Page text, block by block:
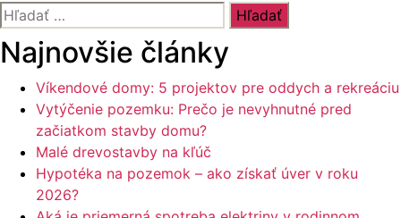
Vyhľadať:
Najnovšie články
Víkendové domy: 5 projektov pre oddych a rekreáciu
Vytýčenie pozemku: Prečo je nevyhnutné pred
začiatkom stavby domu?
Malé drevostavby na kľúč
Hypotéka na pozemok – ako získať úver v roku
2026?